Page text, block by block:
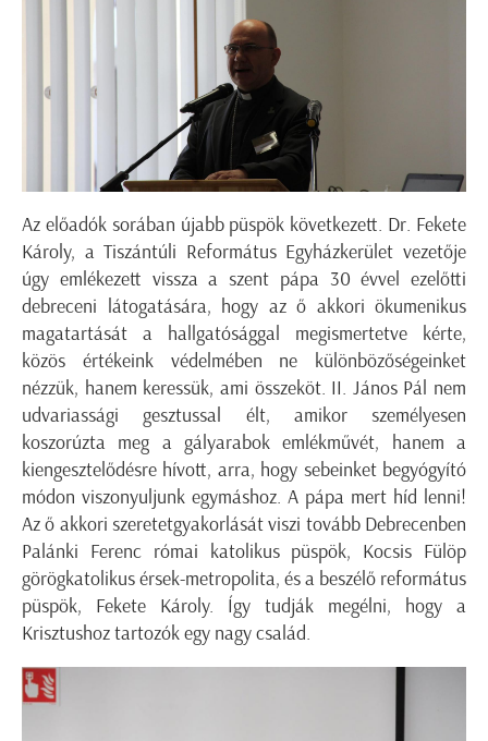
Az előadók sorában újabb püspök következett. Dr. Fekete
Károly, a Tiszántúli Református Egyházkerület vezetője
úgy emlékezett vissza a szent pápa 30 évvel ezelőtti
debreceni látogatására, hogy az ő akkori ökumenikus
magatartását a hallgatósággal megismertetve kérte,
közös értékeink védelmében ne különbözőségeinket
nézzük, hanem keressük, ami összeköt. II. János Pál nem
udvariassági gesztussal élt, amikor személyesen
koszorúzta meg a gályarabok emlékművét, hanem a
kiengesztelődésre hívott, arra, hogy sebeinket begyógyító
módon viszonyuljunk egymáshoz. A pápa mert híd lenni!
Az ő akkori szeretetgyakorlását viszi tovább Debrecenben
Palánki Ferenc római katolikus püspök, Kocsis Fülöp
görögkatolikus érsek-metropolita, és a beszélő református
püspök, Fekete Károly. Így tudják megélni, hogy a
Krisztushoz tartozók egy nagy család.